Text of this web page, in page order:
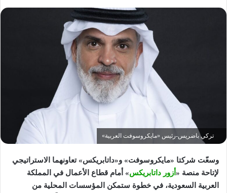
تركي باضريس-رئيس «مايكروسوفت العربية»
وسعّت شركتا «مايكروسوفت» و«داتابريكس» تعاونهما الاستراتيجي
لإتاحة منصة « أزور داتابريكس» أمام قطاع الأعمال في المملكة
العربية السعودية، في خطوة ستمكن المؤسسات المحلية من